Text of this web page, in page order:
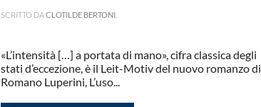
SCRITTO DACLOTILDE BERTONI
«L’intensità […] a portata di mano», cifra classica degli
stati d’eccezione, è il Leit-Motiv del nuovo romanzo di
Romano Luperini, L’uso...